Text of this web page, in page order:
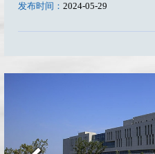
发布时间： 2024-05-29